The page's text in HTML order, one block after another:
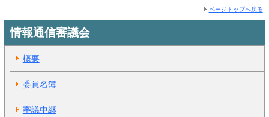
ページトップへ戻る
情報通信審議会
概要
委員名簿
審議中継